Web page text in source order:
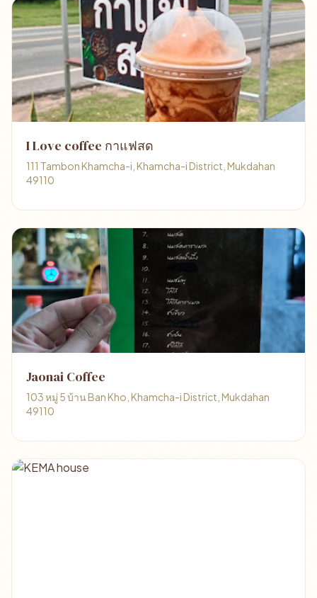
I Love coffee กาแฟสด
111 Tambon Khamcha-i, Khamcha-i District, Mukdahan
49110
Jaonai Coffee
103 หมู่ 5 บ้าน Ban Kho, Khamcha-i District, Mukdahan
49110